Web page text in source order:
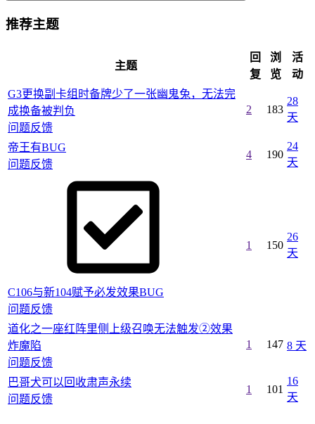
推荐主题
主题
回
复
浏
览
活
动
G3更换副卡组时备牌少了一张幽鬼兔，无法完
成换备被判负
问题反馈
2 183
28
天
帝王有BUG
问题反馈
4 190
24
天
C106与新104赋予必发效果BUG
问题反馈
1 150
26
天
道化之一座红阵里侧上级召唤无法触发②效果
炸魔陷
问题反馈
1 147 8 天
巴哥犬可以回收肃声永续
问题反馈
1 101
16
天